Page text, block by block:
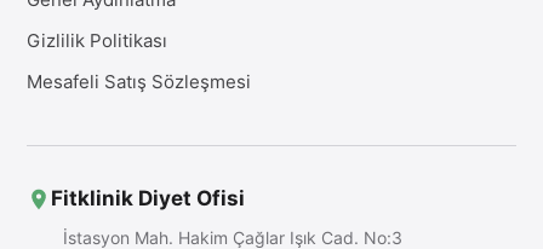
Gizlilik Politikası
Mesafeli Satış Sözleşmesi
Fitklinik Diyet Ofisi
İstasyon Mah. Hakim Çağlar Işık Cad. No:3